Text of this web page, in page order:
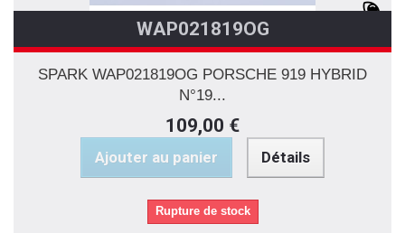
WAP021819OG
SPARK WAP021819OG PORSCHE 919 HYBRID
N°19...
109,00 €
Ajouter au panier Détails
Rupture de stock